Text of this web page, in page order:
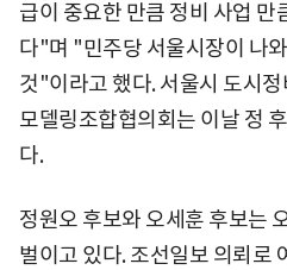
급이 중요한 만큼 정비 사업 만
다"며 "민주당 서울시장이 나
것"이라고 했다. 서울시 도시
모델링조합협의회는 이날 정
다.
정원오 후보와 오세훈 후보는
벌이고 있다. 조선일보 의뢰로